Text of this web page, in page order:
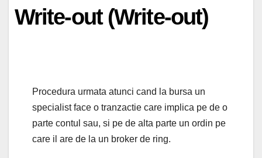
Write-out (Write-out)
Procedura urmata atunci cand la bursa un
specialist face o tranzactie care implica pe de o
parte contul sau, si pe de alta parte un ordin pe
care il are de la un broker de ring.